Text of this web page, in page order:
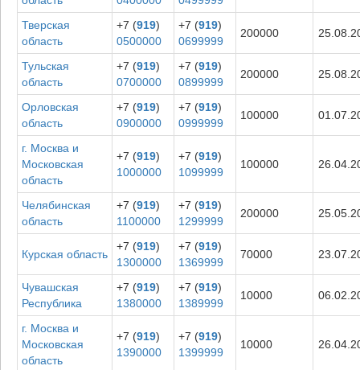
Тверская
область
+7 (919)
0500000
+7 (919)
0699999
200000
Тульская
область
+7 (919)
0700000
+7 (919)
0899999
200000
Орловская
область
+7 (919)
0900000
+7 (919)
0999999
100000
г. Москва и
Московская
область
+7 (919)
1000000
+7 (919)
1099999
100000
Челябинская
область
+7 (919)
1100000
+7 (919)
1299999
200000
Курская область
+7 (919)
1300000
+7 (919)
1369999
70000
Чувашская
Республика
+7 (919)
1380000
+7 (919)
1389999
10000
г. Москва и
Московская
область
+7 (919)
1390000
+7 (919)
1399999
10000